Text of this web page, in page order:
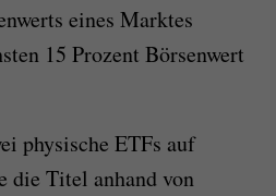
eines Marktes
15 Prozent Börsenwert
physische ETFs auf
die Titel anhand von